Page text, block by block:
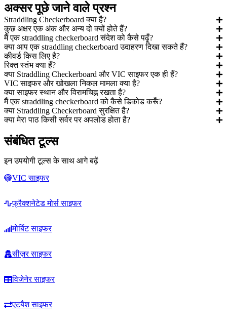
अक्सर पूछे जाने वाले प्रश्न
Straddling Checkerboard क्या है?
कुछ अक्षर एक अंक और अन्य दो क्यों होते हैं?
मैं एक straddling checkerboard संदेश को कैसे पढ़ूँ?
क्या आप एक straddling checkerboard उदाहरण दिखा सकते हैं?
कीवर्ड किस लिए है?
रिक्त स्तंभ क्या हैं?
क्या Straddling Checkerboard और VIC साइफर एक ही हैं?
VIC साइफर और खोखला निकल मामला क्या है?
क्या साइफर स्थान और विरामचिह्न रखता है?
मैं एक straddling checkerboard को कैसे डिकोड करूँ?
क्या Straddling Checkerboard सुरक्षित है?
क्या मेरा पाठ किसी सर्वर पर अपलोड होता है?
संबंधित टूल्स
इन उपयोगी टूल्स के साथ आगे बढ़ें
VIC साइफर
फ्रैक्शनेटेड मोर्स साइफर
मोर्बिट साइफर
सीज़र साइफर
विजेनेर साइफर
एटबैश साइफर